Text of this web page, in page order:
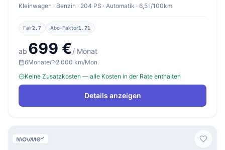
Kleinwagen · Benzin · 204 PS · Automatik · 6,5 l/100km
Fair2,7 Abo-Faktor1,71
ab 699 €/ Monat
6Monate
2.000 km/Mon.
Keine Zusatzkosten — alle Kosten in der Rate enthalten
Details anzeigen